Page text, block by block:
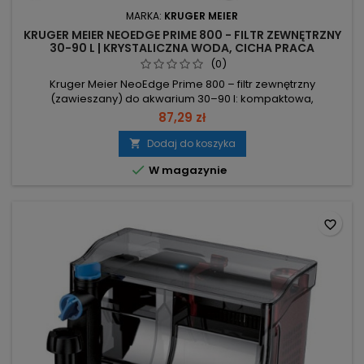
MARKA: KRUGER MEIER
KRUGER MEIER NEOEDGE PRIME 800 - FILTR ZEWNĘTRZNY
30-90 L | KRYSTALICZNA WODA, CICHA PRACA
(0)
Kruger Meier NeoEdge Prime 800 – filtr zewnętrzny
(zawieszany) do akwarium 30–90 l: kompaktowa,
regulowana i cicha filtracja. Moc 6W – niskie zużycie energii.
Wydajność 285–500 l/h – regulowany przepływ dopasowany
do 30–90 l. 5 koszy filtracyjnych z mikro włókniną – duża
powierzchnia filtracji
mechanicznej/biologicznej/chemicznej. Tylko 10 cm szer.,...
87,29 zł
 Dodaj do koszyka
 W magazynie
favorite_border